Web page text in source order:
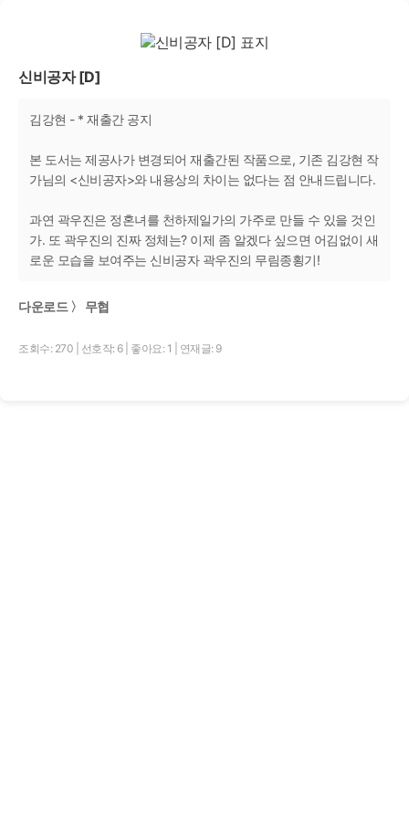
신비공자 [D]
김강현 - * 재출간 공지
본 도서는 제공사가 변경되어 재출간된 작품으로, 기존 김강현 작
가님의 <신비공자>와 내용상의 차이는 없다는 점 안내드립니다.
과연 곽우진은 정혼녀를 천하제일가의 가주로 만들 수 있을 것인
가. 또 곽우진의 진짜 정체는? 이제 좀 알겠다 싶으면 어김없이 새
로운 모습을 보여주는 신비공자 곽우진의 무림종횡기!
다운로드 〉 무협
조회수: 270 선호작: 6 좋아요: 1 연재글: 9